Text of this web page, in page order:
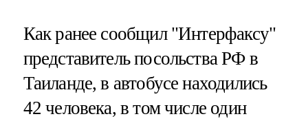
Как ранее сообщил "Интерфаксу"
представитель посольства РФ в
Таиланде, в автобусе находились
42 человека, в том числе один